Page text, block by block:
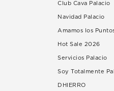
Club Cava Palacio
Navidad Palacio
Amamos los
Hot Sale 2026
Servicios Palacio
Soy Totalmente
DHIERRO